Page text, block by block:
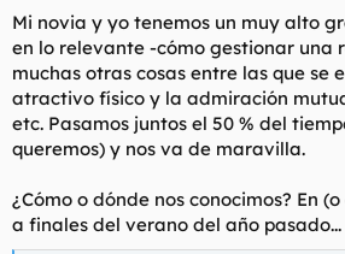
Mi novia y yo tenemos un muy alto
en lo relevante -cómo gestionar una
muchas otras cosas entre las que se
atractivo físico y la admiración
etc. Pasamos juntos el 50 % del
queremos) y nos va de maravilla.
¿Cómo o dónde nos conocimos? En
a finales del verano del año pasado...